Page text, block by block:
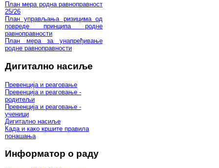
План мера родна равноправност
25/26
План управљања ризицима од
повреде принципа родне
равноправности
План мера за унапређивање
родне равноправности
Дигитално насиље
Превенција и реаговање
Превенција и реаговање -
родитељи
Превенција и реаговање -
ученици
Дигитално насиље
Када и како кршите правила
понашања
Информатор о раду